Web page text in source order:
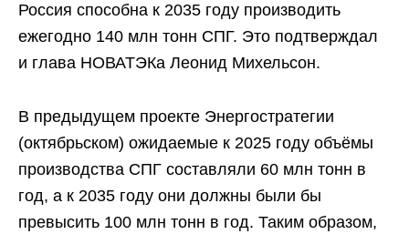
Россия способна к 2035 году производить
ежегодно 140 млн тонн СПГ. Это подтверждал
и глава НОВАТЭКа Леонид Михельсон.
В предыдущем проекте Энергостратегии
(октябрьском) ожидаемые к 2025 году объёмы
производства СПГ составляли 60 млн тонн в
год, а к 2035 году они должны были бы
превысить 100 млн тонн в год. Таким образом,